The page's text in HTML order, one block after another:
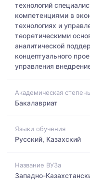
технологий
компетенциями в
технологиях и
теоретическими
аналитической
концептуального
управления
Академическая степень
Бакалавриат
Языки обучения
Русский, Казахский
Название ВУЗа
Западно-